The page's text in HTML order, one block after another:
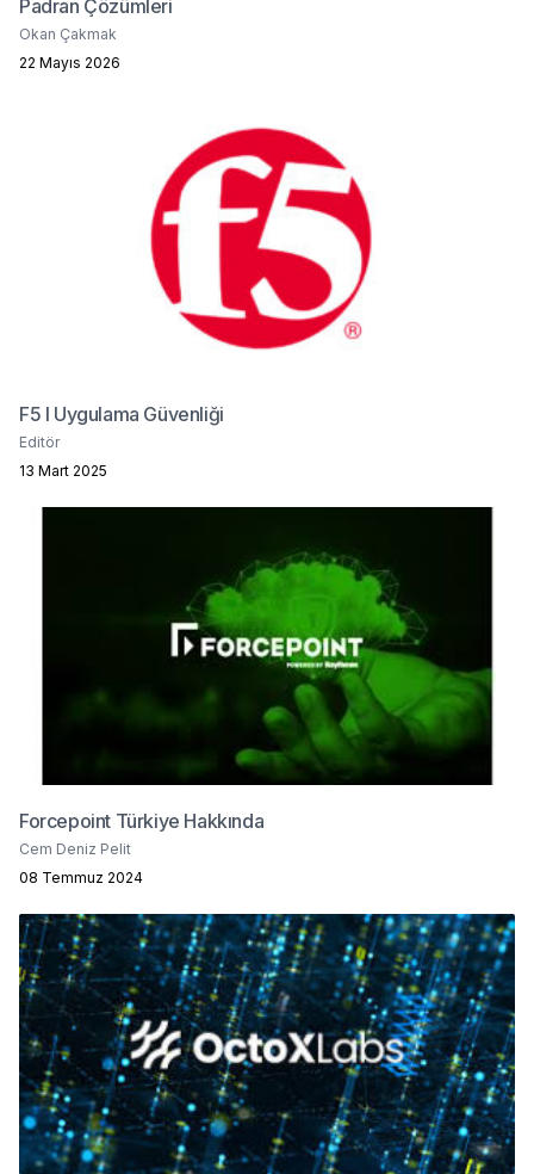
Padran Çözümleri
Okan Çakmak
22 Mayıs 2026
F5 I Uygulama Güvenliği
Editör
13 Mart 2025
Forcepoint Türkiye Hakkında
Cem Deniz Pelit
08 Temmuz 2024